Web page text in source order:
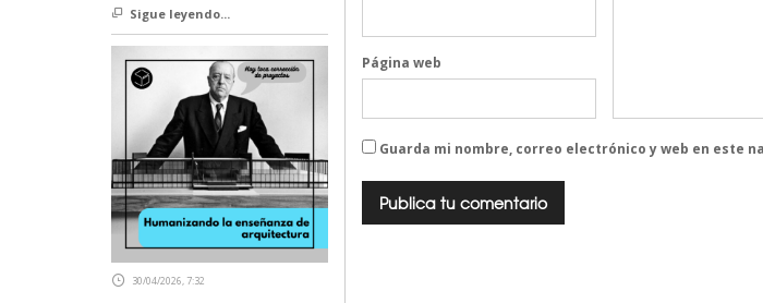
Página web
Guarda mi nombre, correo electrónico y web en este
Sigue leyendo...
30/04/2026, 7:32